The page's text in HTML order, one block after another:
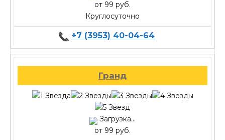
от 99 руб.
Круглосуточно
+7 (3953) 40-04-64
Гранд
Загрузка...
от 99 руб.